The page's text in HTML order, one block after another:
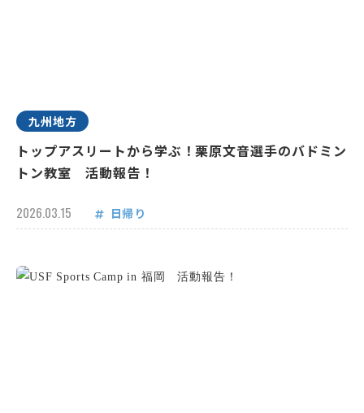
九州地方
トップアスリートから学ぶ！栗原文音選手のバドミン
トン教室 活動報告！
2026.03.15 日帰り